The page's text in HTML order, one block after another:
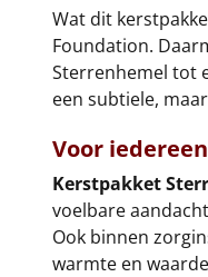
Wat dit
Foundation.
Sterrenhemel tot
een subtiele,
Voor
Kerstpakket
voelbare
Ook binnen
warmte en